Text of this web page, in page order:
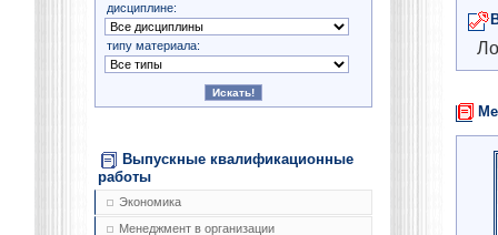
дисциплине:
типу материала:
Выпускные квалификационные
работы
Экономика
Менеджмент в организации